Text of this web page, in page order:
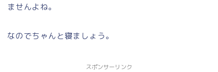
ませんよね。
なのでちゃんと寝ましょう。
スポンサーリンク